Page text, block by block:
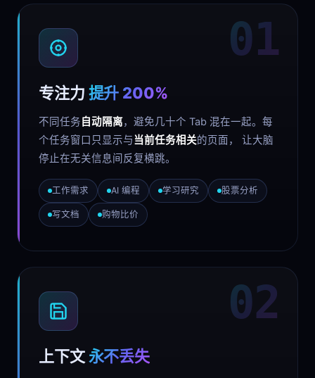
01
专注力 提升 200%
不同任务自动隔离，避免几十个 Tab 混在一起。每
个任务窗口只显示与当前任务相关的页面， 让大脑
停止在无关信息间反复横跳。
工作需求 AI 编程 学习研究 股票分析
写文档 购物比价
02
上下文 永不丢失